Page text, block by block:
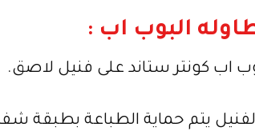
يتم حماية الطباعة بطبقة